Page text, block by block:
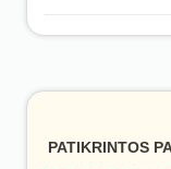
PATIKRINTOS